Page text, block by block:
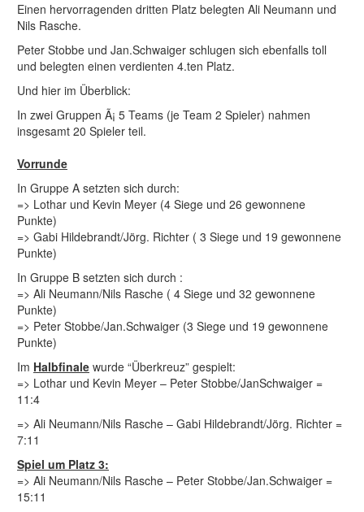
Einen hervorragenden dritten Platz belegten Ali Neumann und
Nils Rasche.
Peter Stobbe und Jan.Schwaiger schlugen sich ebenfalls toll
und belegten einen verdienten 4.ten Platz.
Und hier im Überblick:
In zwei Gruppen Ã¡ 5 Teams (je Team 2 Spieler) nahmen
insgesamt 20 Spieler teil.
Vorrunde
In Gruppe A setzten sich durch:
=> Lothar und Kevin Meyer (4 Siege und 26 gewonnene
Punkte)
=> Gabi Hildebrandt/Jörg. Richter ( 3 Siege und 19 gewonnene
Punkte)
In Gruppe B setzten sich durch :
=> Ali Neumann/Nils Rasche ( 4 Siege und 32 gewonnene
Punkte)
=> Peter Stobbe/Jan.Schwaiger (3 Siege und 19 gewonnene
Punkte)
Im Halbfinale wurde “Überkreuz” gespielt:
=> Lothar und Kevin Meyer – Peter Stobbe/JanSchwaiger =
11:4
=> Ali Neumann/Nils Rasche – Gabi Hildebrandt/Jörg. Richter =
7:11
Spiel um Platz 3:
=> Ali Neumann/Nils Rasche – Peter Stobbe/Jan.Schwaiger =
15:11